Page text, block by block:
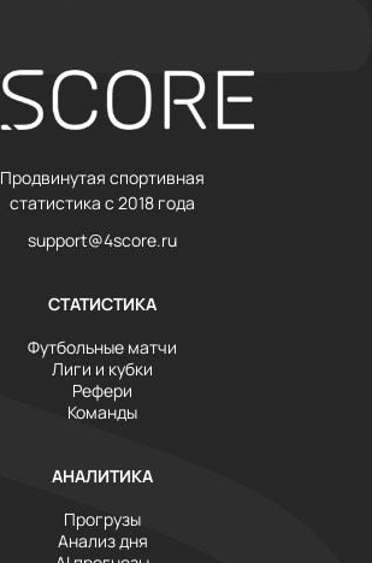
Продвинутая спортивная
статистика с 2018 года
support@4score.ru
СТАТИСТИКА
Футбольные матчи
Лиги и кубки
Рефери
Команды
АНАЛИТИКА
Прогрузы
Анализ дня